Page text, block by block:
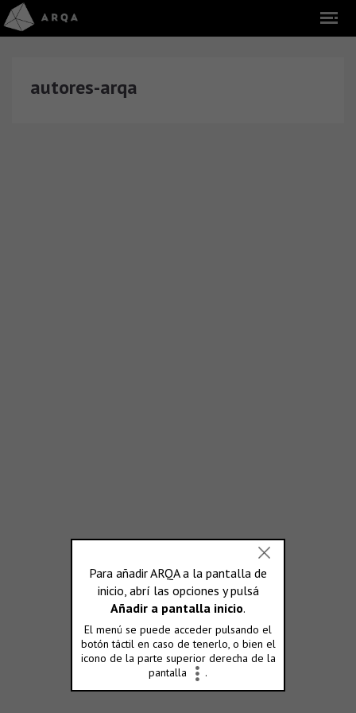
autores-arqa